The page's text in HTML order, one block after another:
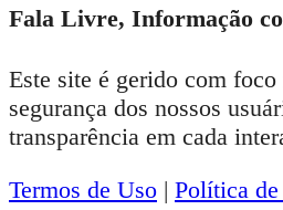
Fala Livre, Informação
Este site é gerido com
segurança dos nossos
transparência em cada
Termos de Uso | Política